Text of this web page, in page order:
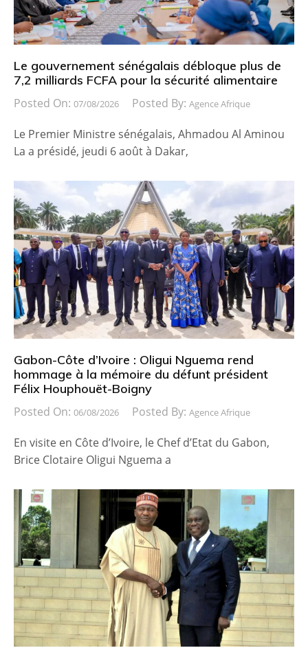
Le gouvernement sénégalais débloque plus de
7,2 milliards FCFA pour la sécurité alimentaire
Posted On: 07/08/2026 Posted By: Agence Afrique
Le Premier Ministre sénégalais, Ahmadou Al Aminou
La a présidé, jeudi 6 août à Dakar,
Gabon-Côte d’Ivoire : Oligui Nguema rend
hommage à la mémoire du défunt président
Félix Houphouët-Boigny
Posted On: 06/08/2026 Posted By: Agence Afrique
En visite en Côte d’Ivoire, le Chef d’Etat du Gabon,
Brice Clotaire Oligui Nguema a